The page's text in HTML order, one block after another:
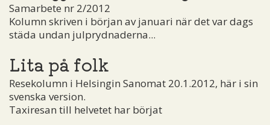
Samarbete nr 2/2012
Kolumn skriven i början av januari när det var dags
städa undan julprydnaderna...
Lita på folk
Resekolumn i Helsingin Sanomat 20.1.2012, här i sin
svenska version.
Taxiresan till helvetet har börjat